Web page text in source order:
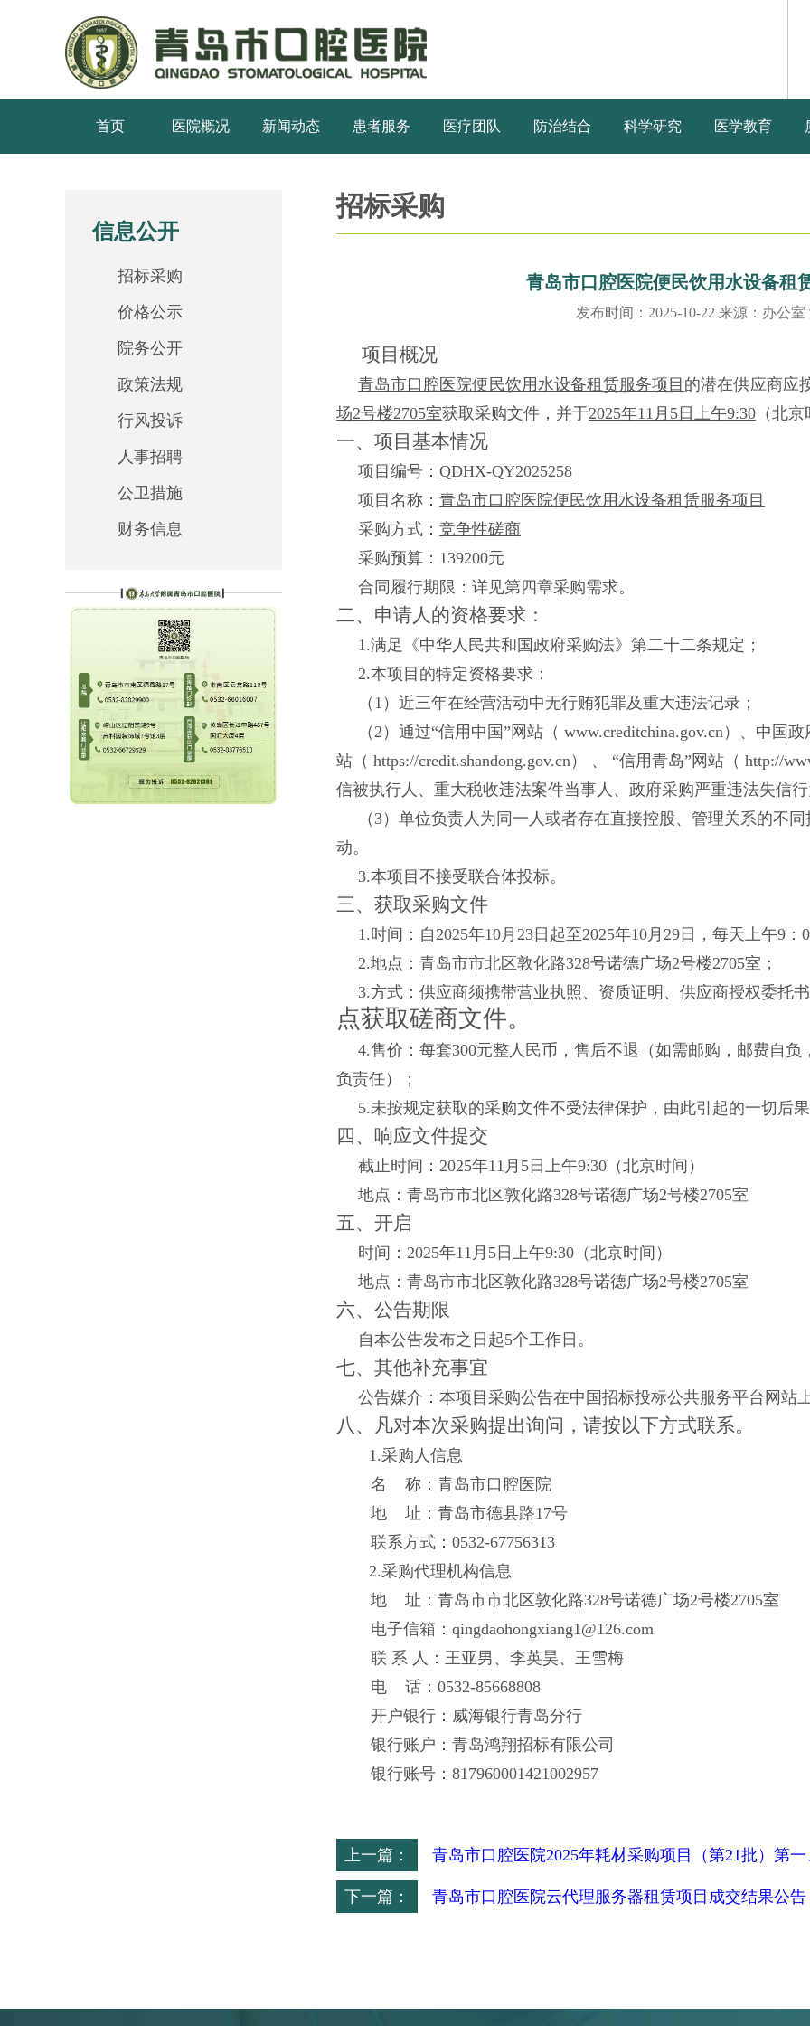
首页 医院概况 新闻动态 患者服务 医疗团队 防治结合 科学研究 医学教育
信息公开
招标采购
价格公示
院务公开
政策法规
行风投诉
人事招聘
公卫措施
财务信息
招标采购
青岛市口腔医院便民饮用水设备租
发布时间：2025-10-22 来源：办公
项目概况
青岛市口腔医院便民饮用水设备租赁服务项目 的潜在供应商应
场2号楼2705室获取采购文件，并于2025年11月5日上午9:30 （北
一、项目基本情况
项目编号： QDHX-QY2025258
项目名称： 青岛市口腔医院便民饮用水设备租赁服务项目
采购方式： 竞争性磋商
采购预算：139200元
合同履行期限：详见第四章采购需求。
二、申请人的资格要求：
1.满足《中华人民共和国政府采购法》第二十二条规定；
2.本项目的特定资格要求：
（ 1 ）近三年在经营活动中无行贿犯罪及重大违法记录；
（2 ）通过“信用中国”网站（ www.creditchina.gov.cn）、中国
站（ https://credit.shandong.gov.cn） 、 “信用青岛”网站（ http://
信被执行人、重大税收违法案件当事人、政府采购严重违法失信
（ 3）单位负责人为同一人或者存在直接控股、管理关系的不
动。
3.本项目不接受联合体投标。
三、获取采购文件
1.时间：自2025年10月23日起至2025年10月29日，每天上午9：
2.地点： 青岛市市北区敦化路328号诺德广场2号楼2705室 ；
3.方式： 供应商须携带营业执照、资质证明、供应商授权委托
点获取磋商文件。
4.售价：每套300元整人民币，售后不退（如需邮购，邮费自
负责任）；
5.未按规定获取的采购文件不受法律保护，由此引起的一切后
四、响应文件提交
截止时间：2025年11月5日上午9:30 （北京时间）
地点：青岛市市北区敦化路328号诺德广场2号楼2705室
五、开启
时间：2025年11月5日上午9:30 （北京时间）
地点：青岛市市北区敦化路328号诺德广场2号楼2705室
六、公告期限
自本公告发布之日起5个工作日。
七、其他补充事宜
公告媒介：本项目采购公告在中国招标投标公共服务平台网站
八、凡对本次采购提出询问，请按以下方式联系。
1.采购人信息
名 称：青岛市口腔医院
地 址 ： 青岛市德县路17号
联系方式： 0532-67756313
2.采购代理机构信息
地 址：青岛市市北区敦化路328号诺德广场2号楼2705室
电子信箱：qingdaohongxiang1@126.com
联 系 人：王亚男、李英昊、王雪梅
电 话： 0532-85668808
开户银行：威海银行青岛分行
银行账户：青岛鸿翔招标有限公司
银行账号：817960001421002957
上一篇： 青岛市口腔医院2025年耗材采购项目（第21批）第
下一篇： 青岛市口腔医院云代理服务器租赁项目成交结果公告